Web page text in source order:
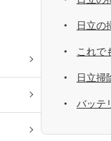
日立の
これで
日立掃
バッテ